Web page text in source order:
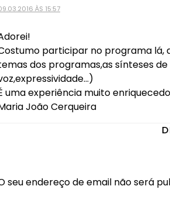
ÀS 15:57
participar no programa lá,
dos programas,as sínteses
uma experiência muito
João Cerqueira
seu endereço de email não será